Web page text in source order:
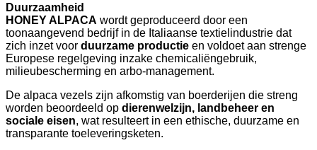
Duurzaamheid
HONEY ALPACA wordt geproduceerd door een
toonaangevend bedrijf in de Italiaanse textielindustrie dat
zich inzet voor duurzame productie en voldoet aan strenge
Europese regelgeving inzake chemicaliëngebruik,
milieubescherming en arbo-management.
De alpaca vezels zijn afkomstig van boerderijen die streng
worden beoordeeld op dierenwelzijn, landbeheer en
sociale eisen, wat resulteert in een ethische, duurzame en
transparante toeleveringsketen.